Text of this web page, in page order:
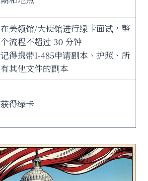
在美领馆/大使馆进行绿卡面试，整
个流程不超过 30 分钟
记得携带I-485申请副本、护照、所
有其他文件的副本
获得绿卡